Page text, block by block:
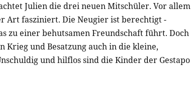
Julien die drei neuen Mitschüler. Vor allem
Art fasziniert. Die Neugier ist berechtigt -
zu einer behutsamen Freundschaft führt. Doch
Krieg und Besatzung auch in die kleine,
und hilflos sind die Kinder der Gestapo